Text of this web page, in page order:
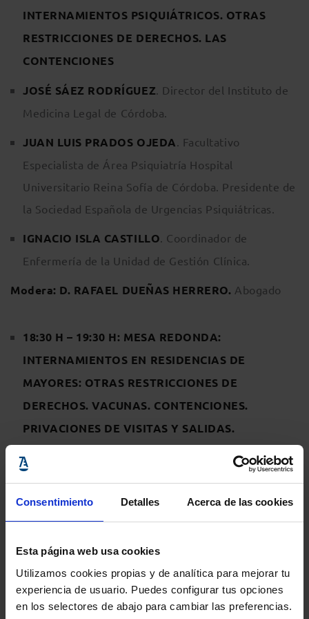
Consentimiento Detalles Acerca de las cookies
Esta página web usa cookies
Utilizamos cookies propias y de analítica para mejorar tu
experiencia de usuario. Puedes configurar tus opciones
en los selectores de abajo para cambiar las preferencias.
INTERNAMIENTOS PSIQUIÁTRICOS. OTRAS
RESTRICCIONES DE DERECHOS. LAS
CONTENCIONES
JOSÉ SÁEZ RODRÍGUEZ. Director del Instituto de
Medicina Legal de Córdoba.
JUAN LUIS PRADOS OJEDA. Facultativo
Especialista de Área Psiquiatría Hospital
Universitario Reina Sofía de Córdoba. Presidente de
la Sociedad Española de Urgencias Psiquiátricas.
IGNACIO ISLA CASTILLO. Coordinador de
Enfermería de la Unidad de Gestión Clínica.
Modera: D. RAFAEL DUEÑAS HERRERO. Abogado
18:30 H – 19:30 H: MESA REDONDA:
INTERNAMIENTOS EN RESIDENCIAS DE
MAYORES: OTRAS RESTRICCIONES DE
DERECHOS. VACUNAS. CONTENCIONES.
PRIVACIONES DE VISITAS Y SALIDAS.
DÑA. VANESSA DOMÍNGUEZ MOHEDANO.
Secretaría General Provincial de Igualdad, Políticas
Sociales y Conciliación de la Junta de Andalucía.
de Inspección de la Delegación de Igualdad, Políticas
Sociales y Conciliación en Córdoba de la Junta de
Andalucía.